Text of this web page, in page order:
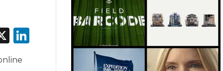
X LinkedIn